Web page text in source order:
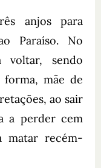
anjos para
Paraíso. No
voltar, sendo
mãe de
ao sair
a perder cem
matar recém-